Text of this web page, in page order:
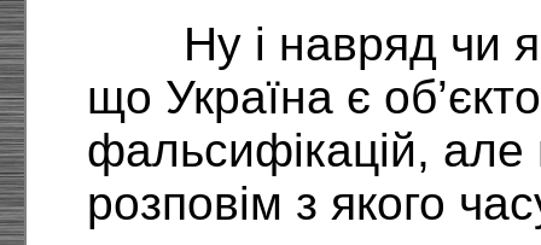
Ну і навряд чи
що Україна є
фальсифікацій,
розповім з якого